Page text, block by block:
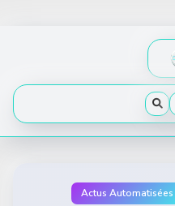
Actus Automatisées